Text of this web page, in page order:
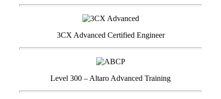
3CX Advanced Certified Engineer
Level 300 – Altaro Advanced Training